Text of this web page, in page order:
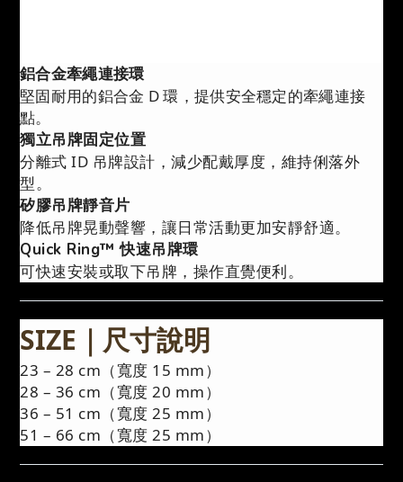
鋁合金牽繩連接環
堅固耐用的鋁合金 D 環，提供安全穩定的牽繩連接
點。
獨立吊牌固定位置
分離式 ID 吊牌設計，減少配戴厚度，維持俐落外
型。
矽膠吊牌靜音片
降低吊牌晃動聲響，讓日常活動更加安靜舒適。
Quick Ring™ 快速吊牌環
可快速安裝或取下吊牌，操作直覺便利。
SIZE｜尺寸說明
23 – 28 cm（寬度 15 mm）
28 – 36 cm（寬度 20 mm）
36 – 51 cm（寬度 25 mm）
51 – 66 cm（寬度 25 mm）